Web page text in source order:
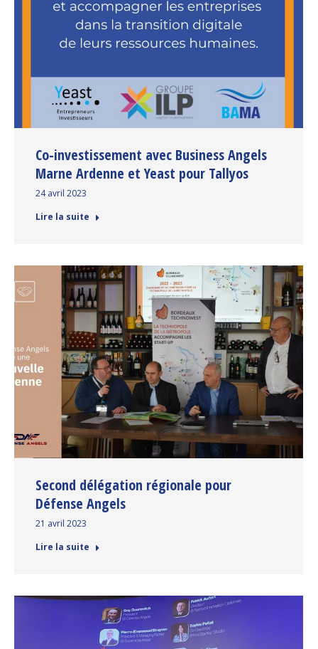
Co-investissement avec Business Angels
Marne Ardenne et Yeast pour Tallyos
24 avril 2023
Lire la suite
Second délégation régionale pour
Défense Angels
21 avril 2023
Lire la suite